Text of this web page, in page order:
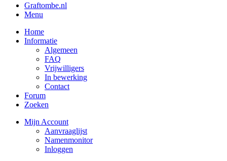
Graftombe.nl
Menu
Home
Informatie
Algemeen
FAQ
Vrijwilligers
In bewerking
Contact
Forum
Zoeken
Mijn Account
Aanvraaglijst
Namenmonitor
Inloggen